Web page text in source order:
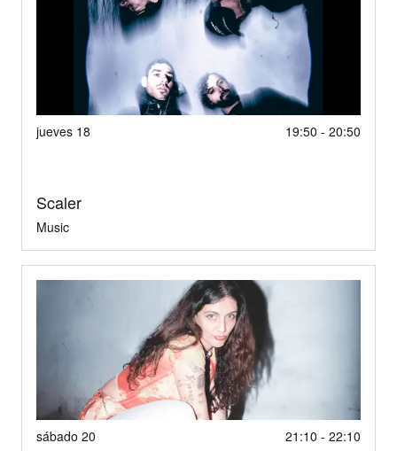
jueves 18 19:50 - 20:50
Scaler
Music
sábado 20 21:10 - 22:10